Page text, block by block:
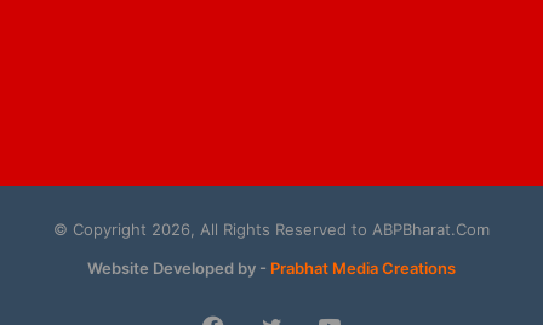
© Copyright 2026, All Rights Reserved to ABPBharat.Com
Website Developed by - Prabhat Media Creations